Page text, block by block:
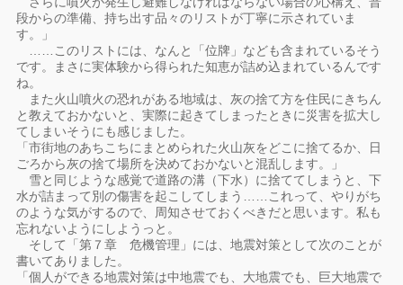
段からの準備、持ち出す品々のリストが丁寧に示されていま
す。」
……このリストには、なんと「位牌」なども含まれているそう
です。まさに実体験から得られた知恵が詰め込まれているんです
ね。
また火山噴火の恐れがある地域は、灰の捨て方を住民にきちん
と教えておかないと、実際に起きてしまったときに災害を拡大し
てしまいそうにも感じました。
「市街地のあちこちにまとめられた火山灰をどこに捨てるか、日
ごろから灰の捨て場所を決めておかないと混乱します。」
雪と同じような感覚で道路の溝（下水）に捨ててしまうと、下
水が詰まって別の傷害を起こしてしまう……これって、やりがち
のような気がするので、周知させておくべきだと思います。私も
忘れないようにしようっと。
そして「第７章 危機管理」には、地震対策として次のことが
書いてありました。
「個人ができる地震対策は中地震でも、大地震でも、巨大地震で